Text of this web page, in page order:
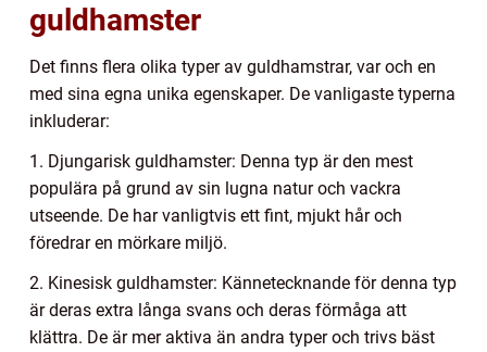
guldhamster
Det finns flera olika typer av guldhamstrar, var och en
med sina egna unika egenskaper. De vanligaste typerna
inkluderar:
1. Djungarisk guldhamster: Denna typ är den mest
populära på grund av sin lugna natur och vackra
utseende. De har vanligtvis ett fint, mjukt hår och
föredrar en mörkare miljö.
2. Kinesisk guldhamster: Kännetecknande för denna typ
är deras extra långa svans och deras förmåga att
klättra. De är mer aktiva än andra typer och trivs bäst